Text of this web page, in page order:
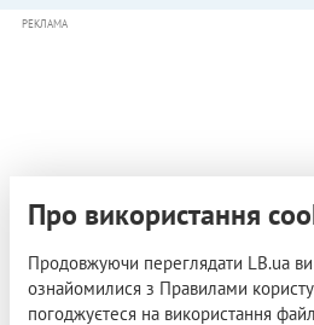
РЕКЛАМА
Про використання
Продовжуючи переглядати LB.ua
ознайомилися з Правилами
погоджуєтеся на використання